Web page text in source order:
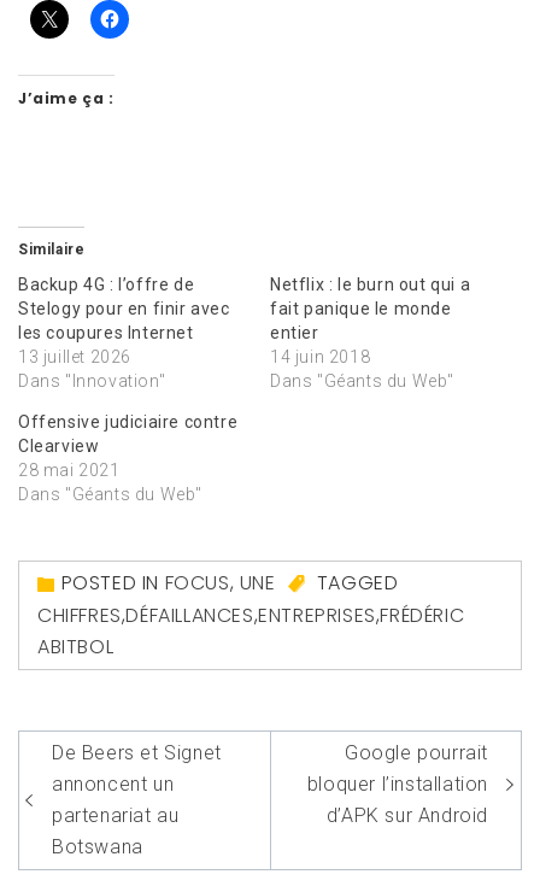
J’aime ça :
Similaire
Backup 4G : l’offre de
Stelogy pour en finir avec
les coupures Internet
13 juillet 2026
Dans "Innovation"
Netflix : le burn out qui a
fait panique le monde
entier
14 juin 2018
Dans "Géants du Web"
Offensive judiciaire contre
Clearview
28 mai 2021
Dans "Géants du Web"
POSTED IN FOCUS, UNE
TAGGED
CHIFFRES,DÉFAILLANCES,ENTREPRISES,FRÉDÉRIC
ABITBOL
Navigation
de
l’article
De Beers et Signet
annoncent un
partenariat au
Botswana
Google pourrait
bloquer l’installation
d’APK sur Android